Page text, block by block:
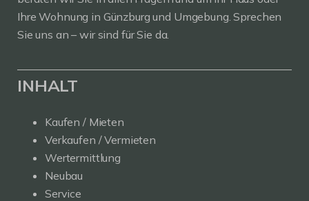
Ihre Wohnung in Günzburg und Umgebung. Sprechen
Sie uns an – wir sind für Sie da.
INHALT
Kaufen / Mieten
Verkaufen / Vermieten
Wertermittlung
Neubau
Service